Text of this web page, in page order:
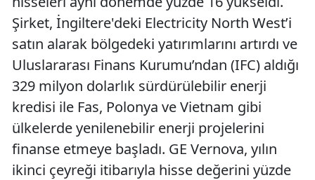
Şirket, İngiltere'deki Electricity North West’i
satın alarak bölgedeki yatırımlarını artırdı ve
Uluslararası Finans Kurumu’ndan (IFC) aldığı
329 milyon dolarlık sürdürülebilir enerji
kredisi ile Fas, Polonya ve Vietnam gibi
ülkelerde yenilenebilir enerji projelerini
finanse etmeye başladı. GE Vernova, yılın
ikinci çeyreği itibarıyla hisse değerini yüzde